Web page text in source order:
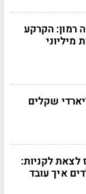
רמון: הקרקע
מיליוני
שקלים
לצאת לקניות:
איך עובד